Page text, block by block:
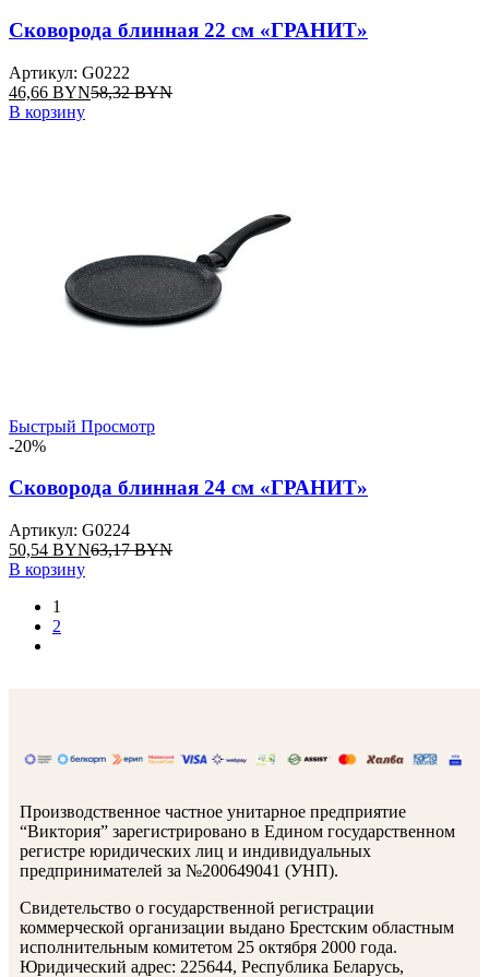
Сковорода блинная 22 см «ГРАНИТ»
Артикул: G0222
46,66 BYN58,32BYN
В корзину
Быстрый Просмотр
-20%
Сковорода блинная 24 см «ГРАНИТ»
Артикул: G0224
50,54 BYN63,17BYN
В корзину
1
2
Производственное частное унитарное предприятие
“Виктория” зарегистрировано в Едином государственном
регистре юридических лиц и индивидуальных
предпринимателей за №200649041 (УНП).
Свидетельство о государственной регистрации
коммерческой организации выдано Брестским областным
исполнительным комитетом 25 октября 2000 года.
Юридический адрес: 225644, Республика Беларусь,